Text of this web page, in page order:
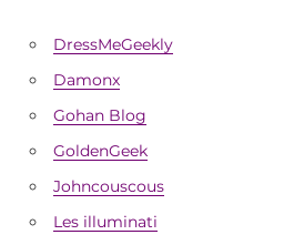
DressMeGeekly
Damonx
Gohan Blog
GoldenGeek
Johncouscous
Les illuminati